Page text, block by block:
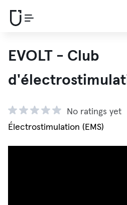
EVOLT - Club
No ratings yet
Électrostimulation (EMS)